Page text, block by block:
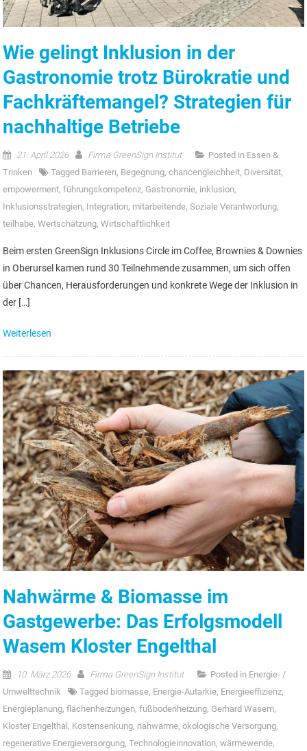
Wie gelingt Inklusion in der
Gastronomie trotz Bürokratie und
Fachkräftemangel? Strategien für
nachhaltige Betriebe
21. April 2026 Firma GreenSign Institut Posted in Essen &
Trinken
Tagged Barrieren, Begegnung,chancengleichheit, Diversität,
empowerment,führungskompetenz, Gastronomie, inklusion,
Inklusionsstrategien, Integration, mitarbeitende,Soziale Verantwortung,
teilhabe,Wertschätzung,Wirtschaftlichkeit
Beim ersten GreenSign Inklusions Circle im Coffee, Brownies & Downies
in Oberursel kamen rund 30 Teilnehmende zusammen, um sich offen
über Chancen, Herausforderungen und konkrete Wege der Inklusion in
der […]
Weiterlesen
Nahwärme & Biomasse im
Gastgewerbe: Das Erfolgsmodell
Wasem Kloster Engelthal
10. März 2026 Firma GreenSign Institut Posted in Energie- /
Umwelttechnik
Tagged biomasse, Energie-Autarkie, Energieeffizienz,
Energieplanung,flächenheizungen,fußbodenheizung, Gerhard Wasem,
Kloster Engelthal , Kostensenkung, nahwärme,ökologische Versorgung,
regenerative Energieversorgung,Technologieinnovation,wärmewende,